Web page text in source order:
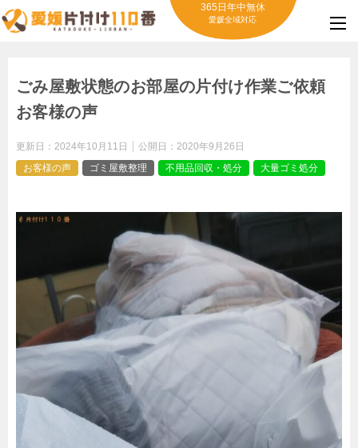
365日年中無休
愛媛全域対応
ごみ屋敷状態のお部屋の片付け作業ご依頼
お客様の声
更新日： 2024年10月11日 公開日： 2020年9月26日
お客様の声
ゴミ屋敷整理 不用品回収・処分 大量ゴミ処分